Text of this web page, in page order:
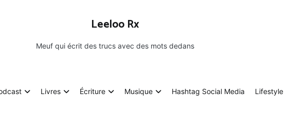
Leeloo Rx
Meuf qui écrit des trucs avec des mots dedans
Livres Écriture Musique Hashtag Social Media Lifestyle